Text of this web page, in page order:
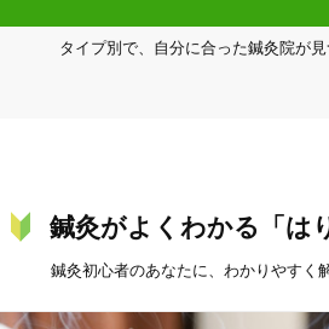
女性限定
て頂く事が可能です♪
費用は0円です。
タイプ別で、自分に合った鍼灸院が見
鍼灸がよくわかる「は
鍼灸初心者のあなたに、わかりやすく